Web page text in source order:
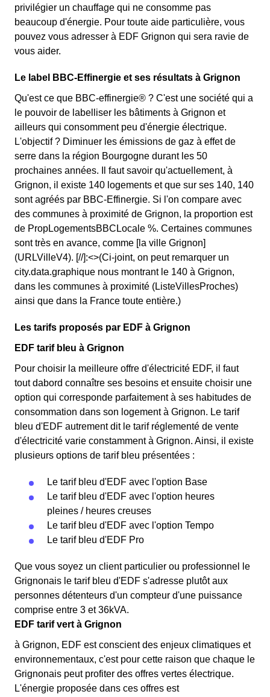
privilégier un chauffage qui ne consomme pas
beaucoup d'énergie. Pour toute aide particulière, vous
pouvez vous adresser à EDF Grignon qui sera ravie de
vous aider.
Le label BBC-Effinergie et ses résultats à Grignon
Qu'est ce que BBC-effinergie® ? C'est une société qui a
le pouvoir de labelliser les bâtiments à Grignon et
ailleurs qui consomment peu d'énergie électrique.
L'objectif ? Diminuer les émissions de gaz à effet de
serre dans la région Bourgogne durant les 50
prochaines années. Il faut savoir qu'actuellement, à
Grignon, il existe 140 logements et que sur ses 140, 140
sont agréés par BBC-Effinergie. Si l'on compare avec
des communes à proximité de Grignon, la proportion est
de PropLogementsBBCLocale %. Certaines communes
sont très en avance, comme [la ville Grignon]
(URLVilleV4). [//]:<>(Ci-joint, on peut remarquer un
city.data.graphique nous montrant le 140 à Grignon,
dans les communes à proximité (ListeVillesProches)
ainsi que dans la France toute entière.)
Les tarifs proposés par EDF à Grignon
EDF tarif bleu à Grignon
Pour choisir la meilleure offre d'électricité EDF, il faut
tout dabord connaître ses besoins et ensuite choisir une
option qui corresponde parfaitement à ses habitudes de
consommation dans son logement à Grignon. Le tarif
bleu d'EDF autrement dit le tarif réglementé de vente
d'électricité varie constamment à Grignon. Ainsi, il existe
plusieurs options de tarif bleu présentées :
Le tarif bleu d'EDF avec l'option Base
Le tarif bleu d'EDF avec l'option heures
pleines / heures creuses
Le tarif bleu d'EDF avec l'option Tempo
Le tarif bleu d'EDF Pro
Que vous soyez un client particulier ou professionnel le
Grignonais le tarif bleu d'EDF s'adresse plutôt aux
personnes détenteurs d'un compteur d'une puissance
comprise entre 3 et 36kVA.
EDF tarif vert à Grignon
à Grignon, EDF est conscient des enjeux climatiques et
environnementaux, c'est pour cette raison que chaque le
Grignonais peut profiter des offres vertes électrique.
L'énergie proposée dans ces offres est